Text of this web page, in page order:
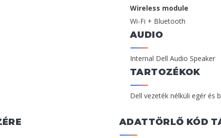
Wireless module
Wi-Fi + Bluetooth
AUDIO
Internal Dell Audio Speaker
TARTOZÉKOK
Dell vezeték nélküli egér és
ADATTÖRLŐ KÓD